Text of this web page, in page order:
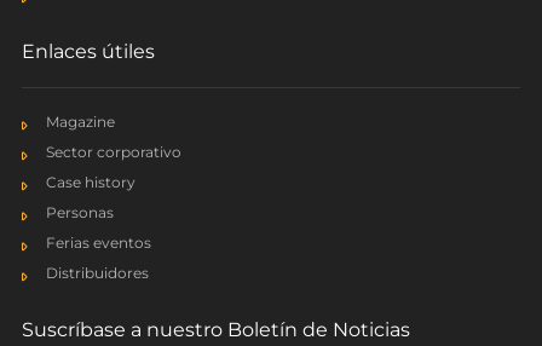
Pegasus Elite 60.35 | Rotating Telehandler
March 2024
Enlaces útiles
Magazine
Sector corporativo
Case history
Personas
Ferias eventos
Distribuidores
Suscríbase a nuestro Boletín de Noticias